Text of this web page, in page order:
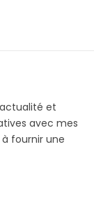
et
avec mes
fournir une